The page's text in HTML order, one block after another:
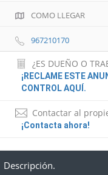
COMO LLEGAR
967210170
¿ES DUEÑO O
¡RECLAME ESTE
CONTROL AQUÍ.
Contactar al
¡Contacta ahora!
Descripción.